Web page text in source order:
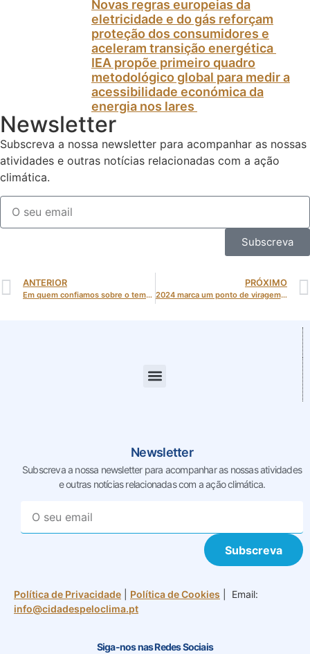
Novas regras europeias da
eletricidade e do gás reforçam
proteção dos consumidores e
aceleram transição energética
IEA propõe primeiro quadro
metodológico global para medir a
acessibilidade económica da
energia nos lares
Newsletter
Subscreva a nossa newsletter para acompanhar as nossas
atividades e outras notícias relacionadas com a ação
climática.
Subscreva
ANTERIOR
Em quem confiamos sobre o tema das alterações climáticas? A resposta pode surpreender
PRÓXIMO
2024 marca um ponto de viragem na transição energética europeia: Quase metade da eletricidade da União Europeia já é renovável
Newsletter
Subscreva a nossa newsletter para acompanhar as nossasatividades
e outras notícias relacionadas com a ação climática.
Subscreva
Política de Privacidade Política de Cookies | Email:
info@cidadespeloclima.pt
Siga-nos nas Redes Sociais